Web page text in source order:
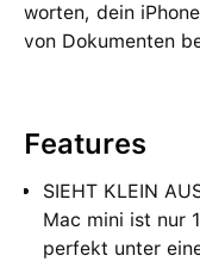
worten, dein
von Doku­menten
Features
SIEHT KLEIN
Mac mini ist nur
perfekt unter